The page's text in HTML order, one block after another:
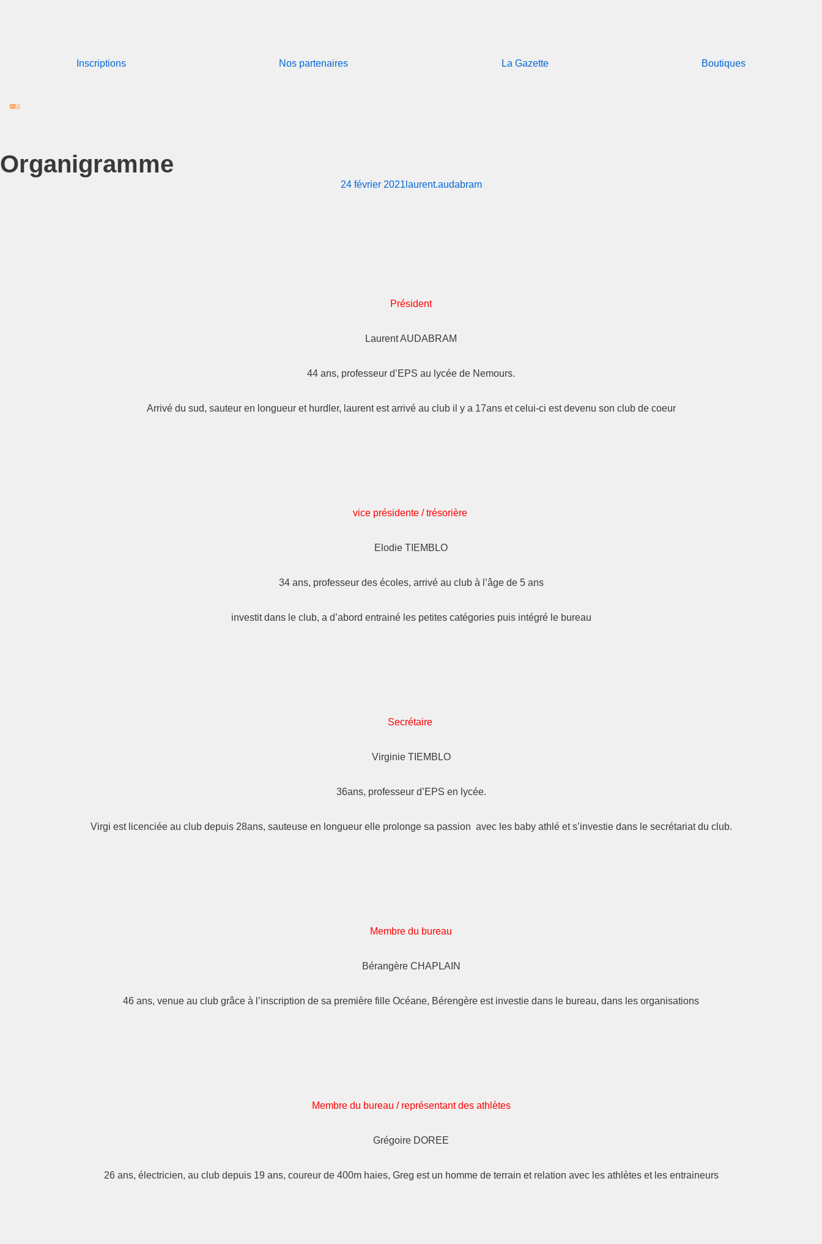
Inscriptions Nos partenaires La Gazette Boutiques
Organigramme
24 février 2021 laurent.audabram
Président
Laurent AUDABRAM
44 ans, professeur d’EPS au lycée de Nemours.
Arrivé du sud, sauteur en longueur et hurdler, laurent est arrivé au club il y a 17ans et celui-ci est devenu son club de coeur
vice présidente / trésorière
Elodie TIEMBLO
34 ans, professeur des écoles, arrivé au club à l’âge de 5 ans
investit dans le club, a d’abord entrainé les petites catégories puis intégré le bureau
Secrétaire
Virginie TIEMBLO
36ans, professeur d’EPS en lycée.
Virgi est licenciée au club depuis 28ans, sauteuse en longueur elle prolonge sa passion avec les baby athlé et s’investie dans le secrétariat du club.
Membre du bureau
Bérangère CHAPLAIN
46 ans, venue au club grâce à l’inscription de sa première fille Océane, Bérengère est investie dans le bureau, dans les organisations
Membre du bureau / représentant des athlètes
Grégoire DOREE
26 ans, électricien, au club depuis 19 ans, coureur de 400m haies, Greg est un homme de terrain et relation avec les athlètes et les entraineurs